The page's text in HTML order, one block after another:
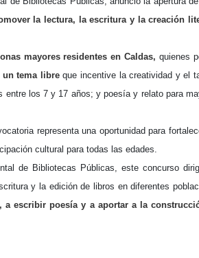
mental, innovación y paz
al avance de la construcción de
la lectura, la escritura y la creación
mayores residentes en Caldas, quienes
tema libreque incentive la creatividad y el
los 7 y 17 años; y poesía y relato para
representa una oportunidad para
cultural para todas las edades.
de Bibliotecas Públicas, este concurso
y la edición de libros en diferentes
a escribir poesía y a aportar a la